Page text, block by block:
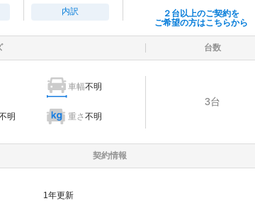
内訳
２台以上のご契約を
ご希望の方はこちらから
台数
車幅不明
明 重さ不明
3台
契約情報
1年更新